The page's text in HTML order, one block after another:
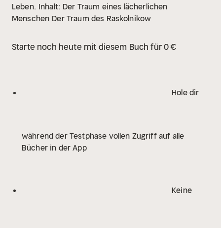
Leben. Inhalt: Der Traum eines lächerlichen
Menschen Der Traum des Raskolnikow
Starte noch heute mit diesem Buch für 0 €
Hole dir
während der Testphase vollen Zugriff auf alle
Bücher in der App
Keine